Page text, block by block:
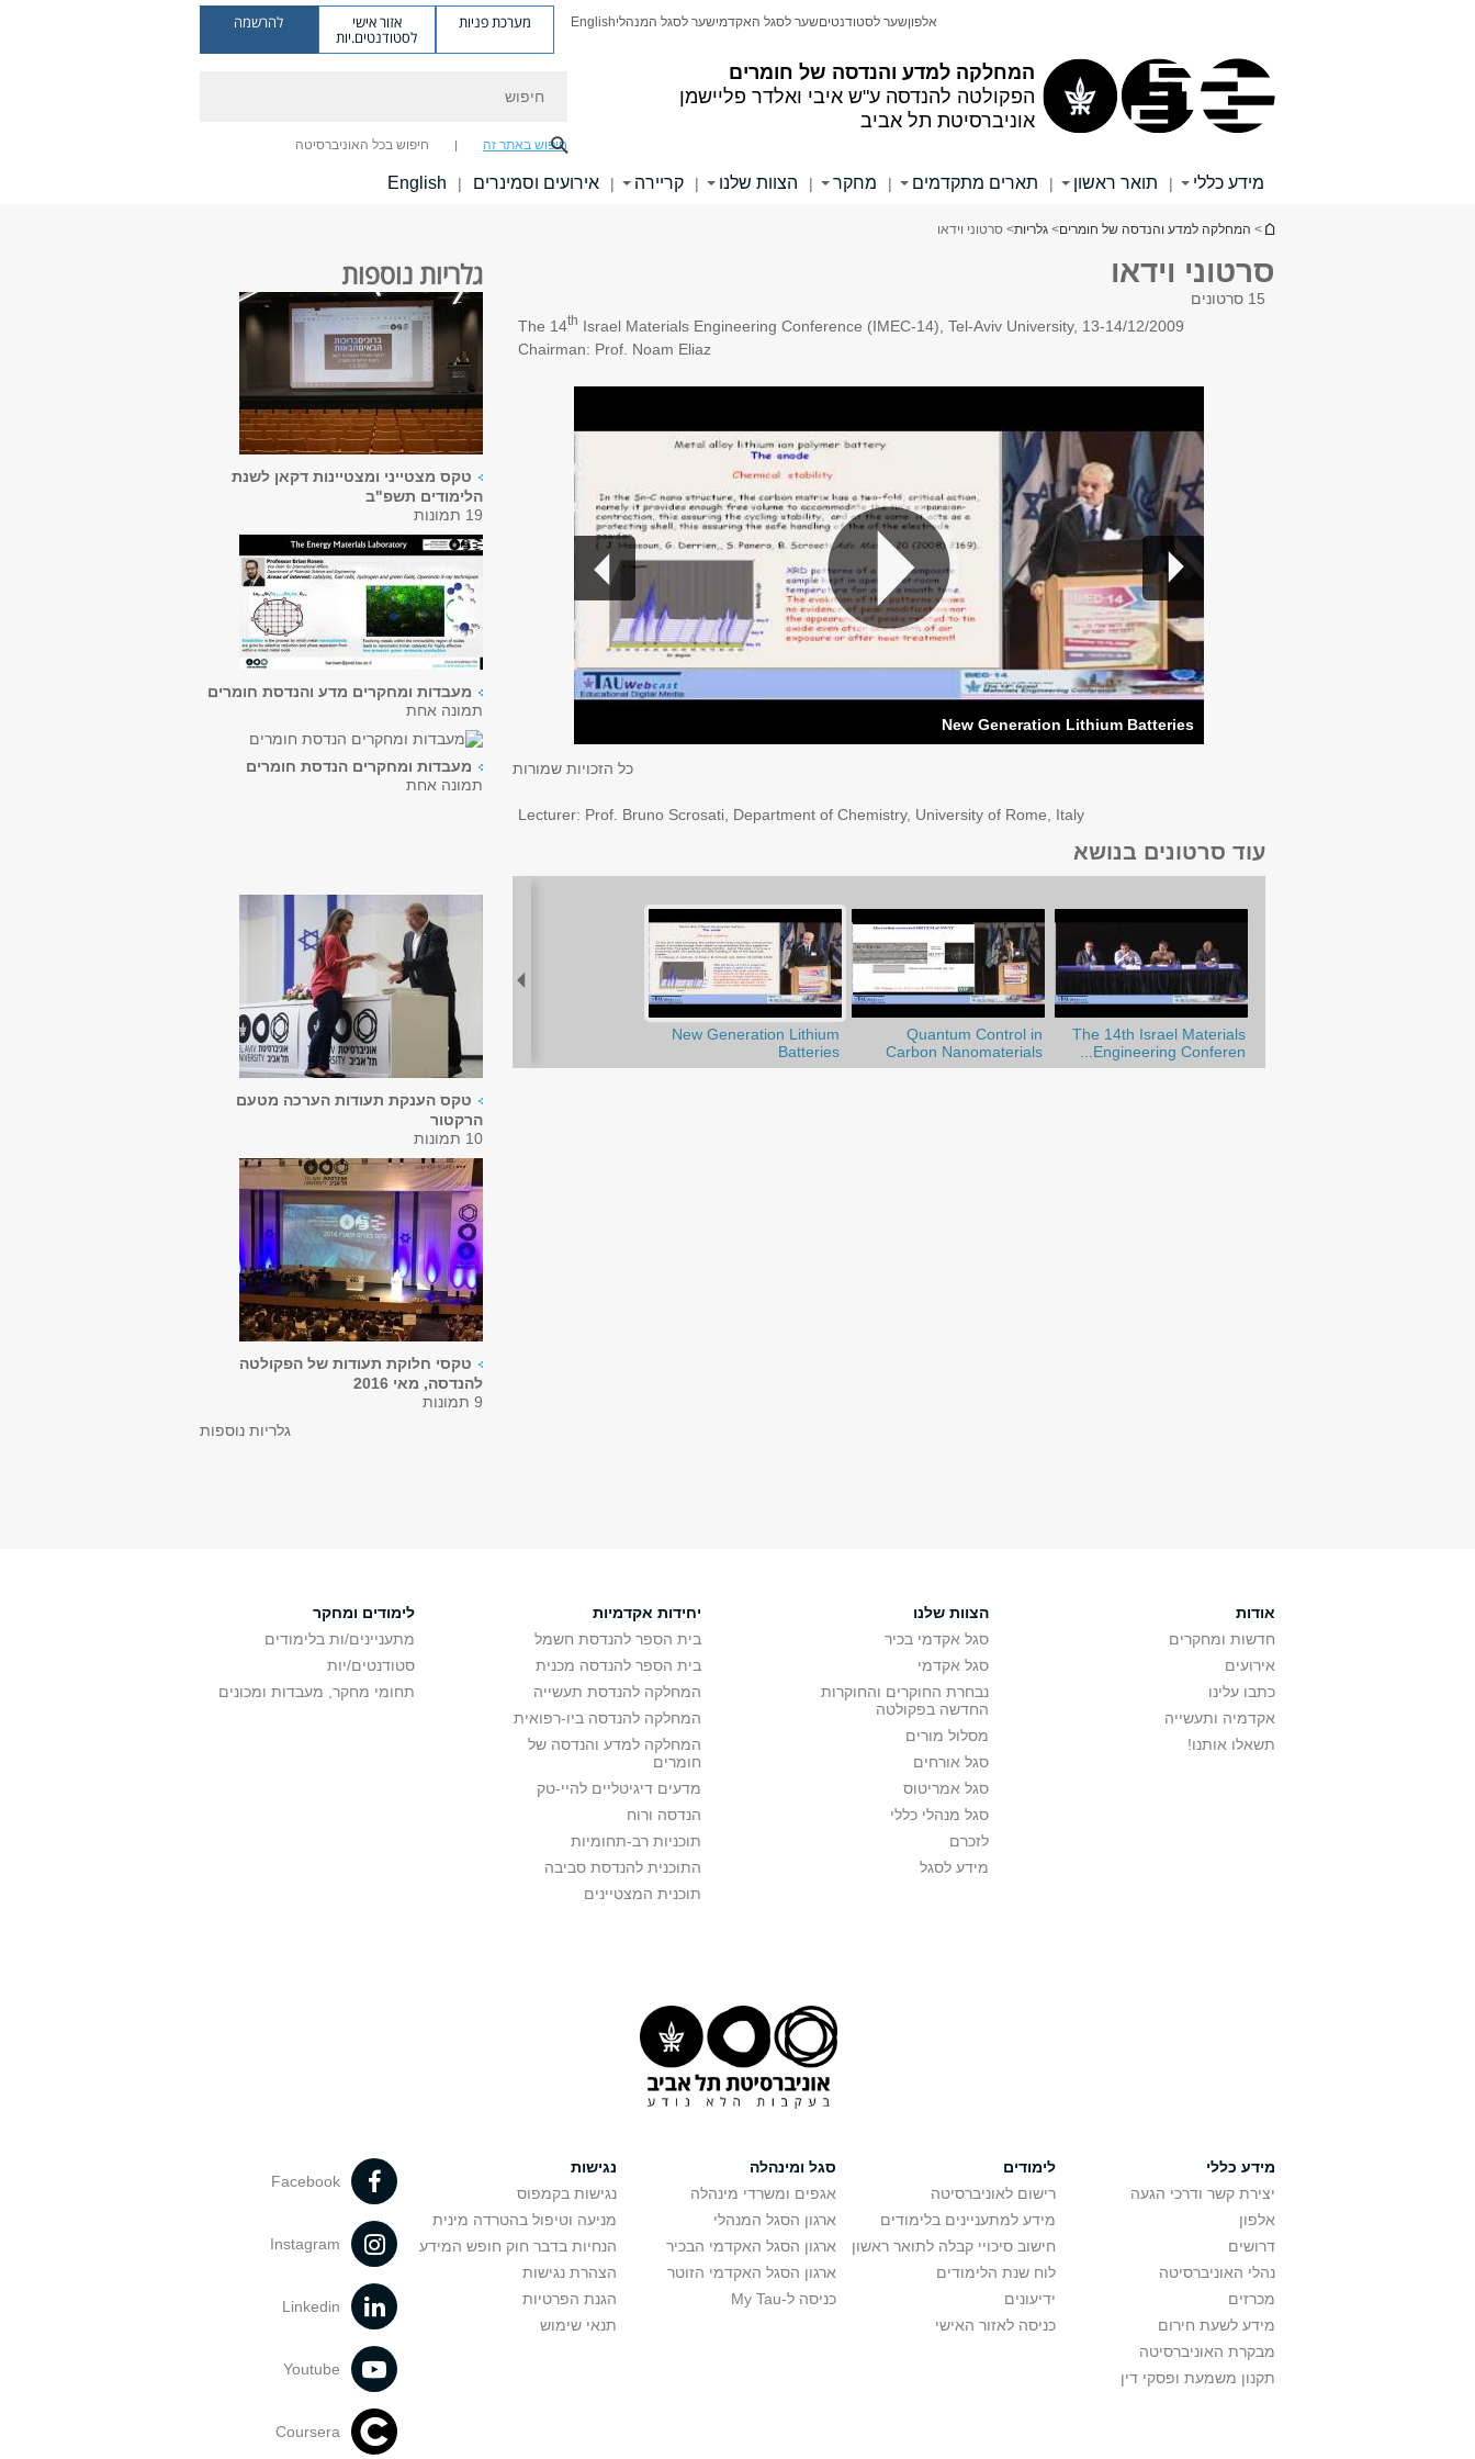
המחלקה למדע והנדסה של חומרים
הפקולטה להנדסה ע"ש איבי ואלדר פליישמן
אוניברסיטת תל אביב
אלפוןשער לסטודנטיםשער לסגל האקדמישער לסגל המנהליEnglish מערכת פניות אזור אישי
לסטודנטים.יות
להרשמה
חיפוש באתר זה חיפוש בכל האוניברסיטה
מידע כללי | תואר ראשון | תארים מתקדמים | מחקר | הצוות שלנו | קריירה | אירועים וסמינרים |
English
הינך נמצא כאן
> המחלקה למדע והנדסה של חומרים> גלריות> סרטוני וידאו
סרטוני וידאו גלריות נוספות
טקס מצטייני ומצטיינות דקאן לשנת
הלימודים תשפ"ב
19 תמונות
מעבדות ומחקרים מדע והנדסת חומרים
תמונה אחת
מעבדות ומחקרים הנדסת חומרים
תמונה אחת
טקס הענקת תעודות הערכה מטעם
הרקטור
10 תמונות
טקסי חלוקת תעודות של הפקולטה
להנדסה, מאי 2016
9 תמונות
גלריות נוספות
15 סרטונים
The 14th Israel Materials Engineering Conference (IMEC-14), Tel-Aviv University, 13-14/12/2009
Chairman: Prof. Noam Eliaz
New Generation Lithium Batteries
כל הזכויות שמורות
Lecturer: Prof. Bruno Scrosati, Department of Chemistry, University of Rome, Italy
עוד סרטונים בנושא
The 14th Israel Materials
Engineering Conferen...
Quantum Control in
Carbon Nanomaterials
New Generation Lithium
Batteries
אודות
חדשות ומחקרים
אירועים
כתבו עלינו
אקדמיה ותעשייה
תשאלו אותנו!
הצוות שלנו
סגל אקדמי בכיר
סגל אקדמי
נבחרת החוקרים והחוקרות
החדשה בפקולטה
מסלול מורים
סגל אורחים
סגל אמריטוס
סגל מנהלי כללי
לזכרם
מידע לסגל
יחידות אקדמיות
בית הספר להנדסת חשמל
בית הספר להנדסה מכנית
המחלקה להנדסת תעשייה
המחלקה להנדסה ביו-רפואית
המחלקה למדע והנדסה של
חומרים
מדעים דיגיטליים להיי-טק
הנדסה ורוח
תוכניות רב-תחומיות
התוכנית להנדסת סביבה
תוכנית המצטיינים
לימודים ומחקר
מתעניינים/ות בלימודים
סטודנטים/יות
תחומי מחקר, מעבדות ומכונים
מידע כללי
יצירת קשר ודרכי הגעה
אלפון
דרושים
נהלי האוניברסיטה
מכרזים
מידע לשעת חירום
מבקרת האוניברסיטה
תקנון משמעת ופסקי דין
לימודים
רישום לאוניברסיטה
מידע למתעניינים בלימודים
חישוב סיכויי קבלה לתואר ראשון
לוח שנת הלימודים
ידיעונים
כניסה לאזור האישי
סגל ומינהלה
אגפים ומשרדי מינהלה
ארגון הסגל המנהלי
ארגון הסגל האקדמי הבכיר
ארגון הסגל האקדמי הזוטר
כניסה ל-My Tau
נגישות
נגישות בקמפוס
מניעה וטיפול בהטרדה מינית
הנחיות בדבר חוק חופש המידע
הצהרת נגישות
הגנת הפרטיות
תנאי שימוש
Facebook
Instagram
Linkedin
Youtube
Coursera